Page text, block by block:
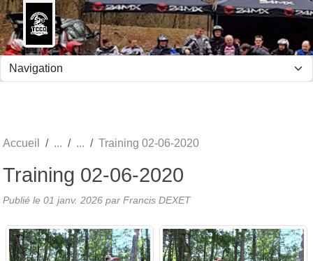
Accueil Training 02-06-2020
Training 02-06-2020
Publié le 01 janv. 2026 par Francis DEXET
Panneau de gestion des cookies